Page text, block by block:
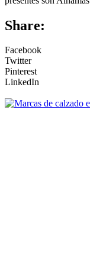
Share:
Facebook
Twitter
Pinterest
LinkedIn